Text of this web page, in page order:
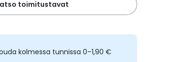
toimitustavat
kolmessa tunnissa 0–1,90 €